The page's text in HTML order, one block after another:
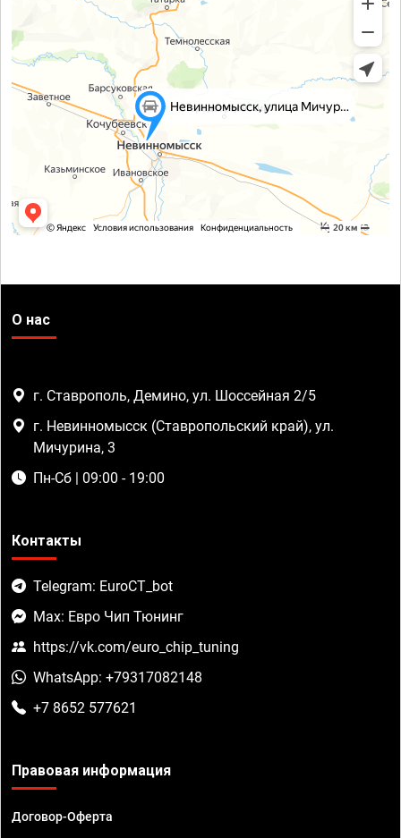
О нас
г. Ставрополь, Демино, ул. Шоссейная 2/5
г. Невинномысск (Ставропольский край), ул.
Мичурина, 3
Пн-Сб | 09:00 - 19:00
Контакты
Telegram: EuroCT_bot
Max: Евро Чип Тюнинг
https://vk.com/euro_chip_tuning
WhatsApp: +79317082148
+7 8652 577621
Правовая информация
Договор-Оферта